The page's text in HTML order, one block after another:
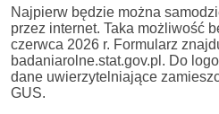
Najpierw będzie można
przez internet. Taka możliwość
czerwca 2026 r. Formularz
badaniarolne.stat.gov.pl. Do
dane uwierzytelniające
GUS.